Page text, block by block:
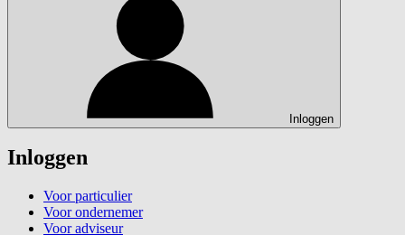
Inloggen
Inloggen
Voor particulier
Voor ondernemer
Voor adviseur